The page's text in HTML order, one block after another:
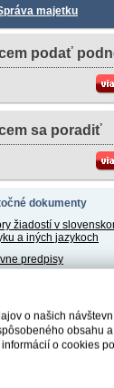
majetku
podať
sa poradiť
dokumenty
žiadostí v
a iných jazykoch
predpisy
prístup k
osobných údajov
o našich
obsahu
o cookies